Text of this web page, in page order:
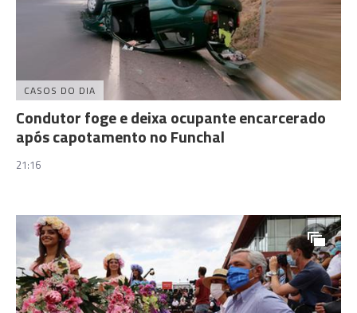
CASOS DO DIA
Condutor foge e deixa ocupante encarcerado
após capotamento no Funchal
21:16